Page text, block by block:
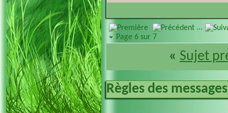
...
Page 6 sur 7
« Sujet
Règles des messages